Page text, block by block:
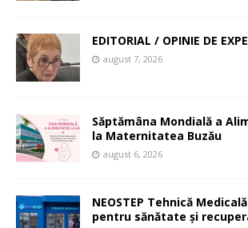
EDITORIAL / OPINIE DE
august 7, 2026
Săptămâna Mondială a
la Maternitatea Buzău
august 6, 2026
NEOSTEP Tehnică
pentru sănătate și